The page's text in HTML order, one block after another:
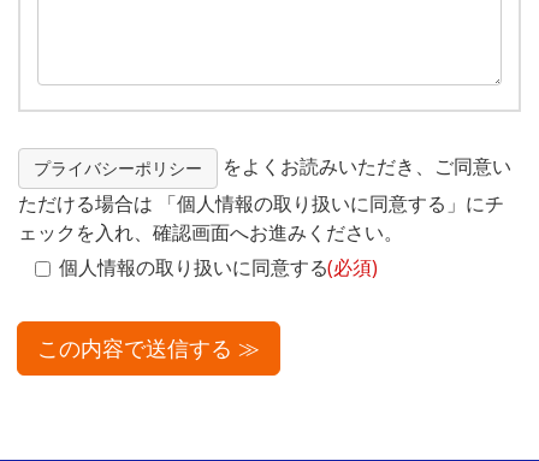
プライバシーポリシー
をよくお読みいただき、ご同意い
ただける場合は 「個人情報の取り扱いに同意する」にチ
ェックを入れ、確認画面へお進みください。
個人情報の取り扱いに同意する(必須)